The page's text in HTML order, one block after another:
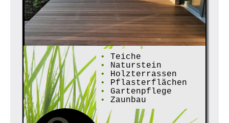
•
Teiche
•
Naturstein
•
Holzterrassen
•
Pflasterflächen
•
Gartenpflege
•
Zaunbau